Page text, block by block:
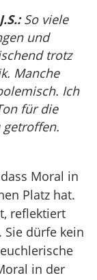
So viele
und
trotz
Manche
Ich
für die
getroffen.
Moral in
Platz hat.
reflektiert
dürfe kein
in der